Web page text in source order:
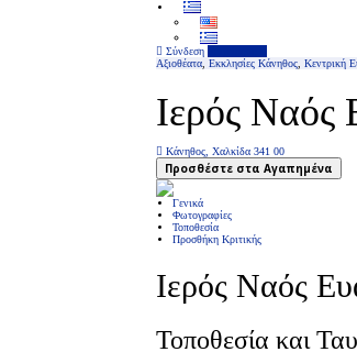
Σύνδεση
Αξιοθέατα Εκκλησίες Κάνηθος Κεντρική
Ιερός Ναός
Κάνηθος, Χαλκίδα 341 00
Προσθέστε στα Αγαπημένα
Γενικά
Φωτογραφίες
Τοποθεσία
Προσθήκη Κριτικής
Ιερός Ναός
Τοποθεσία και